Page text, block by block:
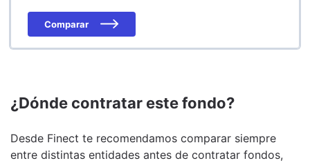
Comparar
¿Dónde contratar este fondo?
Desde Finect te recomendamos comparar siempre
entre distintas entidades antes de contratar fondos,